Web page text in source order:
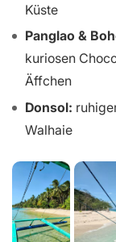
Küste
Panglao &
kuriosen
Äffchen
Donsol:
Walhaie